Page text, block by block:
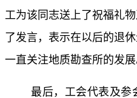
工为该同志送上了祝福礼
了发言，表示在以后的退
一直关注地质勘查所的发展
最后，工会代表及参